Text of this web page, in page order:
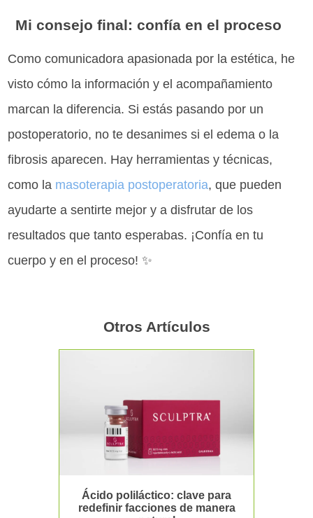
Mi consejo final: confía en el proceso
Como comunicadora apasionada por la estética, he
visto cómo la información y el acompañamiento
marcan la diferencia. Si estás pasando por un
postoperatorio, no te desanimes si el edema o la
fibrosis aparecen. Hay herramientas y técnicas,
como la masoterapia postoperatoria, que pueden
ayudarte a sentirte mejor y a disfrutar de los
resultados que tanto esperabas. ¡Confía en tu
cuerpo y en el proceso! ✨
Otros Artículos
Ácido poliláctico: clave para
redefinir facciones de manera